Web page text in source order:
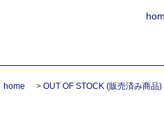
home > OUT OF STOCK (販売済み商品)